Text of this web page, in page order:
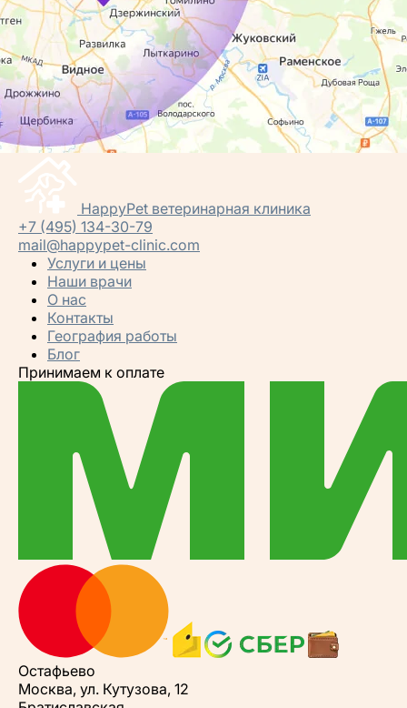
HappyPet ветеринарная клиника
+7 (495) 134-30-79
mail@happypet-clinic.com
Услуги и цены
Наши врачи
О нас
Контакты
География работы
Блог
Принимаем к оплате
Остафьево
Москва, ул. Кутузова, 12